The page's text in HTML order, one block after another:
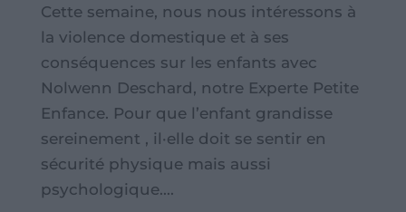
Cette semaine, nous nous intéressons à
la violence domestique et à ses
conséquences sur les enfants avec
Nolwenn Deschard, notre Experte Petite
Enfance. Pour que l’enfant grandisse
sereinement , il·elle doit se sentir en
sécurité physique mais aussi
psychologique....